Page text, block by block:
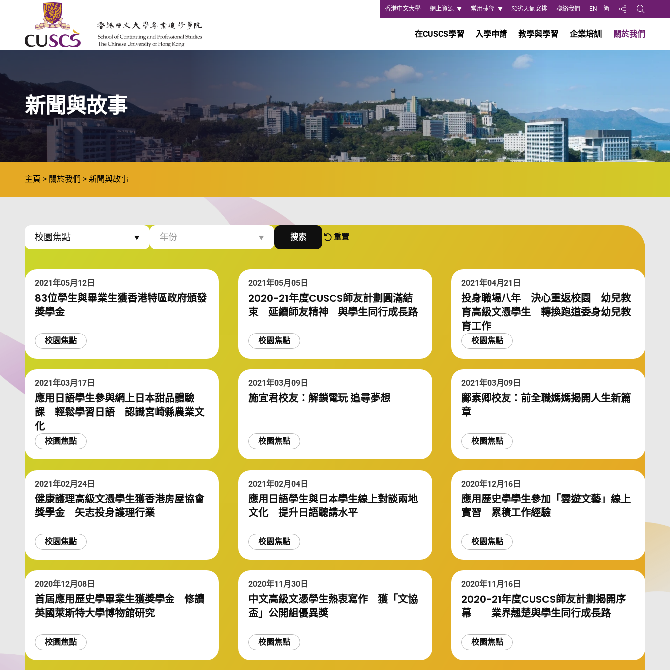
Skip to main content
The Chinese Univeristy of hong Kong 香港中文大學 網上資源 常用捷徑 惡劣天氣安排 聯絡我們 EN 简
分享至 Open
在CUSCS學習 入學申請 教學與學習 企業培訓 關於我們
新聞與故事
主頁 關於我們 新聞與故事
Select Category
校園焦點
選擇年份
年份 搜索 重置
2021年05月12日
83位學生與畢業生獲香港特區政府頒發
獎學金
校園焦點
2021年05月05日
2020-21年度CUSCS師友計劃圓滿結
束 延續師友精神 與學生同行成長路
校園焦點
2021年04月21日
投身職場八年 決心重返校園 幼兒教
育高級文憑學生 轉換跑道委身幼兒教
育工作
校園焦點
2021年03月17日
應用日語學生參與網上日本甜品體驗
課 輕鬆學習日語 認識宮崎縣農業文
化
校園焦點
2021年03月09日
施宜君校友：解鎖電玩 追尋夢想
校園焦點
2021年03月09日
鄺素卿校友：前全職媽媽揭開人生新篇
章
校園焦點
2021年02月24日
健康護理高級文憑學生獲香港房屋協會
獎學金 矢志投身護理行業
校園焦點
2021年02月04日
應用日語學生與日本學生線上對談兩地
文化 提升日語聽講水平
校園焦點
2020年12月16日
應用歷史學學生參加「雲遊文藝」線上
實習 累積工作經驗
校園焦點
2020年12月08日
首屆應用歷史學畢業生獲獎學金 修讀
英國萊斯特大學博物館研究
校園焦點
2020年11月30日
中文高級文憑學生熱衷寫作 獲「文協
盃」公開組優異獎
校園焦點
2020年11月16日
2020-21年度CUSCS師友計劃揭開序
幕 業界翹楚與學生同行成長路
校園焦點